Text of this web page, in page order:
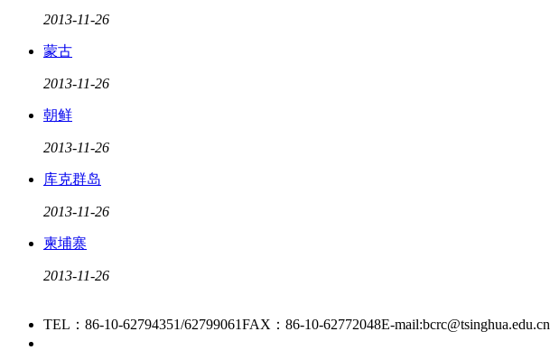
2013-11-26
蒙古
2013-11-26
朝鲜
2013-11-26
库克群岛
2013-11-26
柬埔寨
2013-11-26
TEL：86-10-62794351/62799061FAX：86-10-62772048E-mail:bcrc@tsinghua.edu.cn